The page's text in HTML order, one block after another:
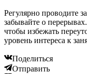
Регулярно проводите
забывайте о
чтобы избежать
уровень интереса к
Поделиться
Отправить